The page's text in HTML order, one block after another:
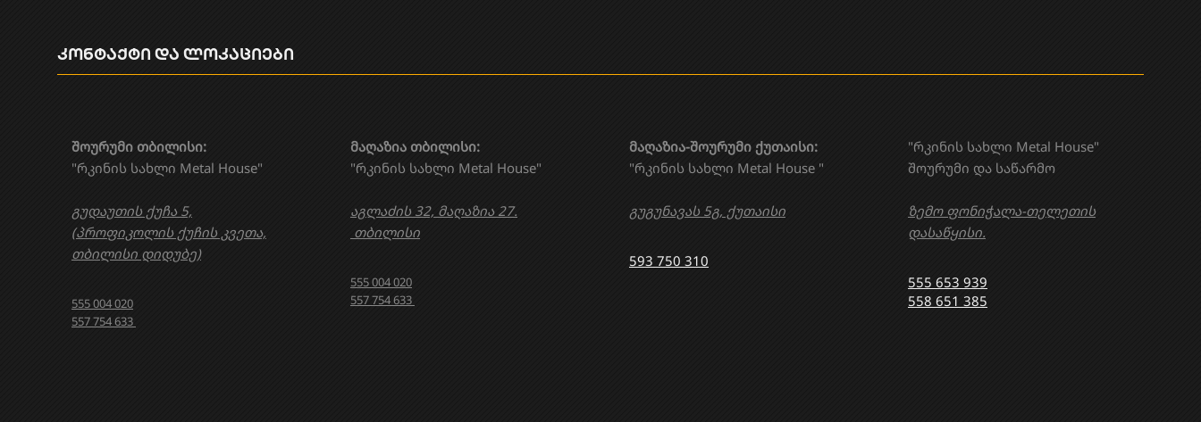
"რკინის სახლი Metal House"
შოურუმი და საწარმო
ზემო ფონიჭალა-თელეთის
დასაწყისი.
555 653 939
558 651 385
მაღაზია თბილისი:
"რკინის სახლი Metal House"
აგლაძის 32, მაღაზია 27.
თბილისი
555 004 020
557 754 633
მაღაზია-შოურუმი ქუთაისი:
"რკინის სახლი Metal House "
გუგუნავას 5გ, ქუთაისი
593 750 310
შოურუმი თბილისი:
"რკინის სახლი Metal House"
გუდაუთის ქუჩა 5,
(პროფიკოლის ქუჩის კვეთა,
თბილისი დიდუბე)
555 004 020
557 754 633
კონტაქტი და ლოკაციები